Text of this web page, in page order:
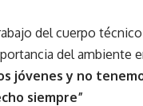
del cuerpo
del ambiente
jóvenes y no
siempre”